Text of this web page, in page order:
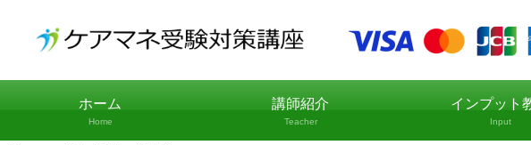
ホーム
Home
講師紹介
Teacher
インプット
Input